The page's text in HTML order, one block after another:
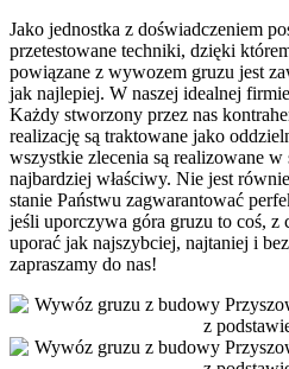
Jako jednostka z doświadczeniem
przetestowane techniki, dzięki
powiązane z wywozem gruzu jest
jak najlepiej. W naszej idealnej
Każdy stworzony przez nas
realizację są traktowane jako
wszystkie zlecenia są realizowane
najbardziej właściwy. Nie jest
stanie Państwu zagwarantować
jeśli uporczywa góra gruzu to coś, z
uporać jak najszybciej, najtaniej i
zapraszamy do nas!